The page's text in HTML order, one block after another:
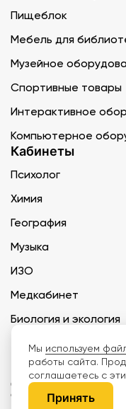
Пищеблок
Мебель для
Музейное
Спортивные товары
Интерактивное
Компьютерное
Кабинеты
Психолог
Химия
География
Музыка
ИЗО
Медкабинет
Биология и экология
Технология
ООО «Дети наше будущее»
667101001 БИК 046577674
Мы используем
работы сайта.
соглашаетесь с
Принять